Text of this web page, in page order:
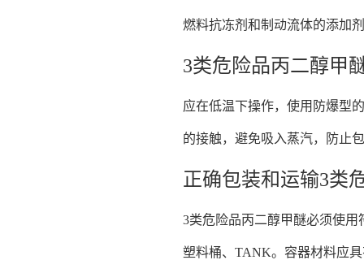
燃料抗冻剂和制动流体的添加
3类危险品丙二醇甲
应在低温下操作，使用防爆型
的接触，避免吸入蒸汽，防止
正确包装和运输3类
3类危险品丙二醇甲醚必须使
塑料桶、TANK。容器材料应